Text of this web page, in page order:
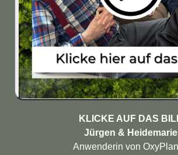
KLICKE AUF DAS
Anwenderin von